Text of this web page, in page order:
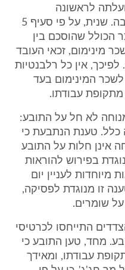
לראשונה
בסיכומים, ולכן אין מקום לדון בה. שנית, על פי סעיף 5
הכולל שהוסכם בין
מינימום, זכאי העובד
אין כל רלבנטיות
המינימום בעד
עבודתו.
ומנוחה לא חל על התובע:
כלל. טענת הנתבעת כי
אינן חלות על התובע
לחוק, מנוגדת בפירוש להוראות
מיוחדות לעניין יום
זו מנוגדת לפסיקה,
שומרים.
הצדדים התייחסו לכרטיסי
מחד, טען התובע כי
עבודתו, ומאידך